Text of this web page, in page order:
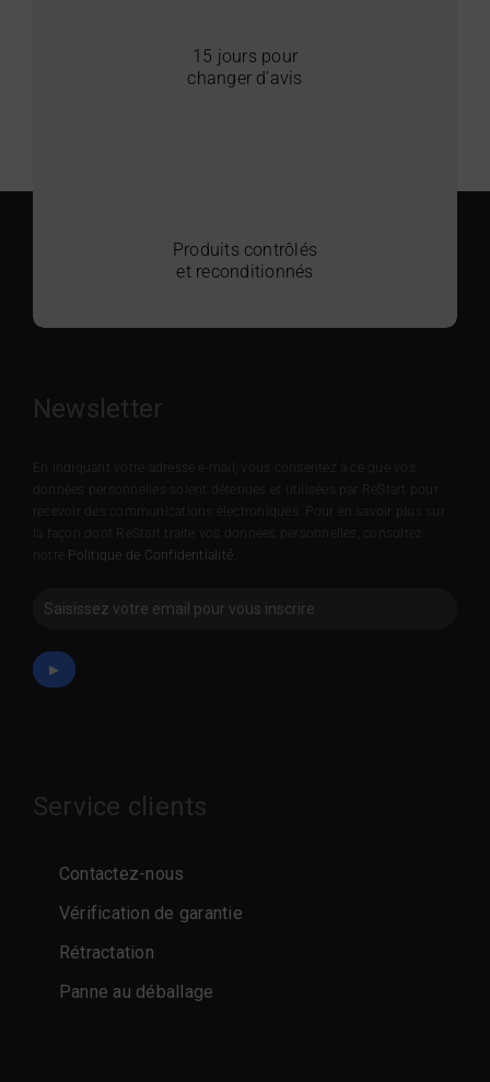
15 jours pour
changer d’avis
Produits contrôlés
et reconditionnés
Newsletter
En indiquant votre adresse e-mail, vous consentez à ce que vos
données personnelles soient détenues et utilisées par ReStart pour
recevoir des communications électroniques. Pour en savoir plus sur
la façon dont ReStart traite vos données personnelles, consultez
notre Politique de Confidentialité
Newsletter
►
Service clients
Contactez-nous
Vérification de garantie
Rétractation
Panne au déballage